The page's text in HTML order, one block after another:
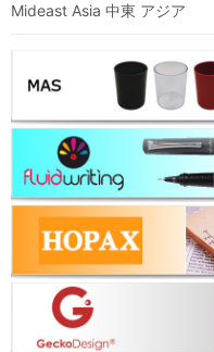
Mideast Asia 中東 アジア